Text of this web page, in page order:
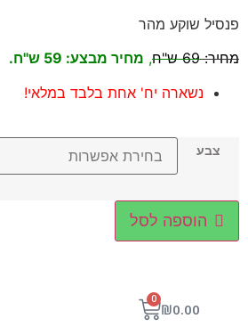
פנסיל שוקע מהר
מחיר:69 ש"ח , מחיר מבצע: 59 ש"ח.
נשארה יח' אחת בלבד במלאי!
צבע
הוספה לסל
₪0.00
0